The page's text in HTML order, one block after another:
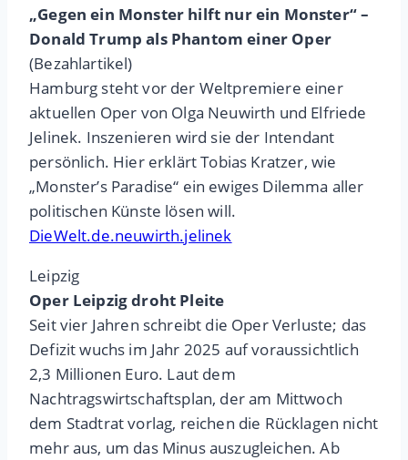
„Gegen ein Monster hilft nur ein Monster“ –
Donald Trump als Phantom einer Oper
(Bezahlartikel)
Hamburg steht vor der Weltpremiere einer
aktuellen Oper von Olga Neuwirth und Elfriede
Jelinek. Inszenieren wird sie der Intendant
persönlich. Hier erklärt Tobias Kratzer, wie
„Monster’s Paradise“ ein ewiges Dilemma aller
politischen Künste lösen will.
DieWelt.de.neuwirth.jelinek
Leipzig
Oper Leipzig droht Pleite
Seit vier Jahren schreibt die Oper Verluste; das
Defizit wuchs im Jahr 2025 auf voraussichtlich
2,3 Millionen Euro. Laut dem
Nachtragswirtschaftsplan, der am Mittwoch
dem Stadtrat vorlag, reichen die Rücklagen nicht
mehr aus, um das Minus auszugleichen. Ab